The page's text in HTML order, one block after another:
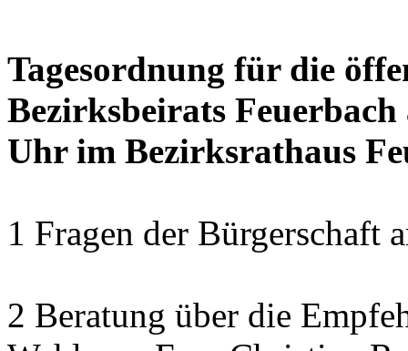
Tagesordnung für die
Bezirksbeirats
Uhr im Bezirksrathaus
1 Fragen der Bürgerschaft
2 Beratung über die